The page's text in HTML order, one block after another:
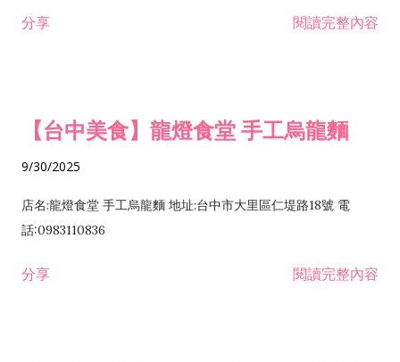
分享 閱讀完整內容
【台中美食】龍燈食堂 手工烏龍麵
9/30/2025
店名:龍燈食堂 手工烏龍麵 地址:台中市大里區仁堤路18號 電
話:0983110836
分享 閱讀完整內容